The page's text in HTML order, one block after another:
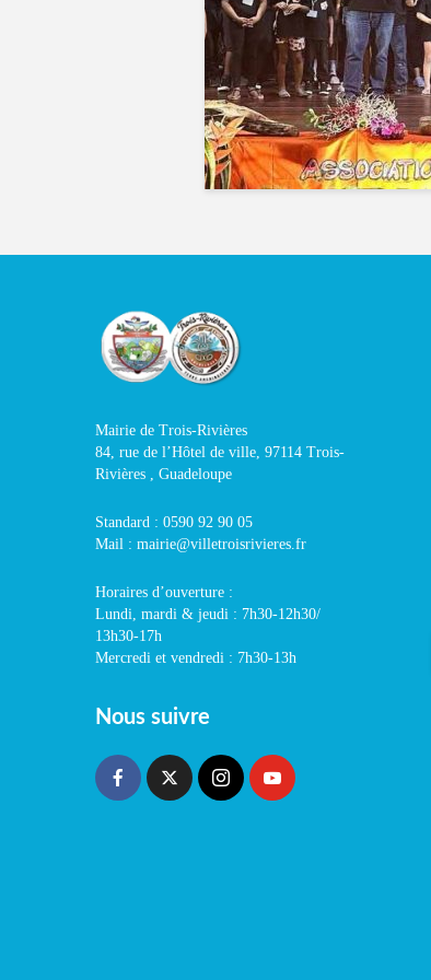
Mairie de Trois-Rivières
84, rue de l’Hôtel de ville, 97114 Trois-
Rivières , Guadeloupe
Standard : 0590 92 90 05
Mail : mairie@villetroisrivieres.fr
Horaires d’ouverture :
Lundi, mardi & jeudi : 7h30-12h30/
13h30-17h
Mercredi et vendredi : 7h30-13h
Nous suivre